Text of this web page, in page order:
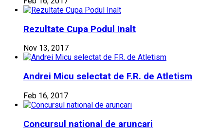
Rezultate Cupa Podul Inalt
Nov 13, 2017
Andrei Micu selectat de F.R. de Atletism
Feb 16, 2017
Concursul national de aruncari